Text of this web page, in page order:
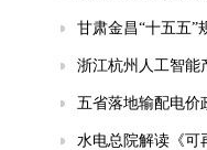
甘肃金昌“十五五”规
浙江杭州人工智能产业发展条例
五省落地输配电价政策
水电总院解读《可